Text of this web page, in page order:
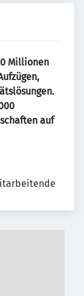
Millionen
auf